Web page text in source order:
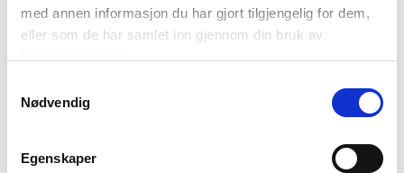
med annen informasjon du har gjort tilgjengelig for dem,
eller som de har samlet inn gjennom din bruk av
Nødvendig
Egenskaper
Vis valg